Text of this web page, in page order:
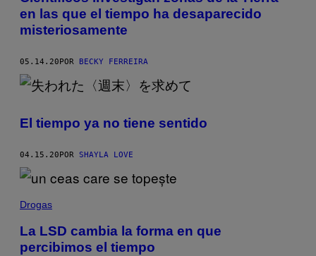
en las que el tiempo ha desaparecido
misteriosamente
05.14.20POR BECKY FERREIRA
El tiempo ya no tiene sentido
04.15.20POR SHAYLA LOVE
Drogas
La LSD cambia la forma en que
percibimos el tiempo